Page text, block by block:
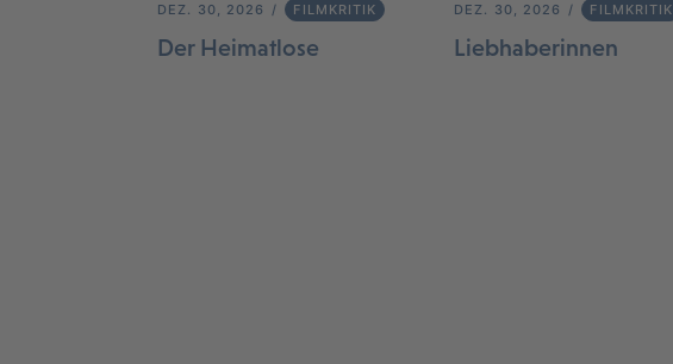
DEZ. 30, 2026 FILMKRITIK
Der Heimatlose
DEZ. 30, 2026 FILMKRITIK
Liebhaberinnen